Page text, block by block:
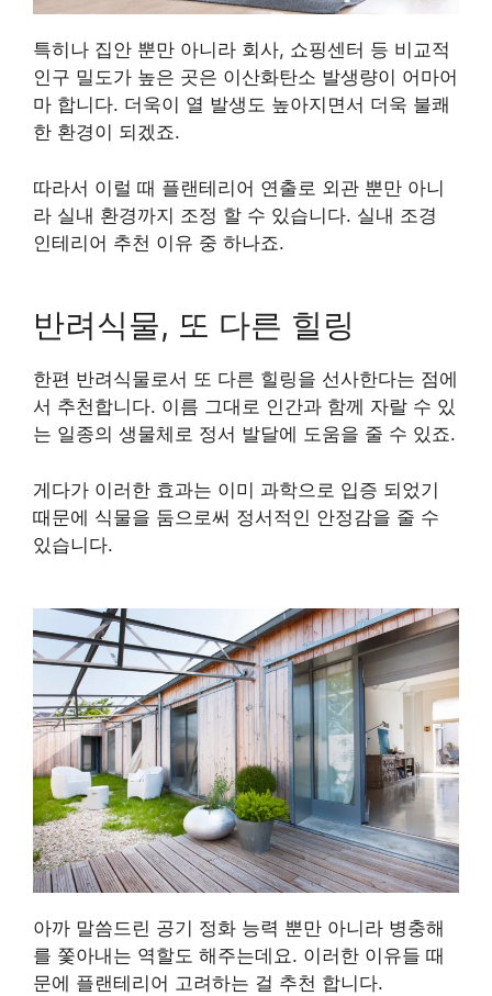
특히나 집안 뿐만 아니라 회사, 쇼핑센터 등 비교적
인구 밀도가 높은 곳은 이산화탄소 발생량이 어마어
마 합니다. 더욱이 열 발생도 높아지면서 더욱 불쾌
한 환경이 되겠죠.
따라서 이럴 때 플랜테리어 연출로 외관 뿐만 아니
라 실내 환경까지 조정 할 수 있습니다. 실내 조경
인테리어 추천 이유 중 하나죠.
반려식물, 또 다른 힐링
한편 반려식물로서 또 다른 힐링을 선사한다는 점에
서 추천합니다. 이름 그대로 인간과 함께 자랄 수 있
는 일종의 생물체로 정서 발달에 도움을 줄 수 있죠.
게다가 이러한 효과는 이미 과학으로 입증 되었기
때문에 식물을 둠으로써 정서적인 안정감을 줄 수
있습니다.
아까 말씀드린 공기 정화 능력 뿐만 아니라 병충해
를 쫓아내는 역할도 해주는데요. 이러한 이유들 때
문에 플랜테리어 고려하는 걸 추천 합니다.